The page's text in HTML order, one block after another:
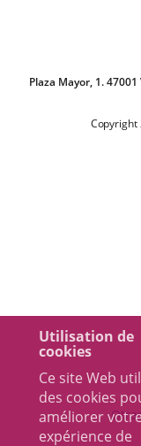
Utilisation de
cookies
Ce site Web
des cookies
améliorer votre
expérience de
Plaza Mayor, 1.
Copyright